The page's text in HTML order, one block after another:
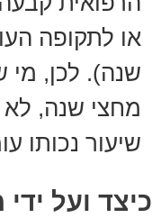
שנה). לכן, מי
מחצי שנה, לא
שיעור נכותו
כיצד ועל